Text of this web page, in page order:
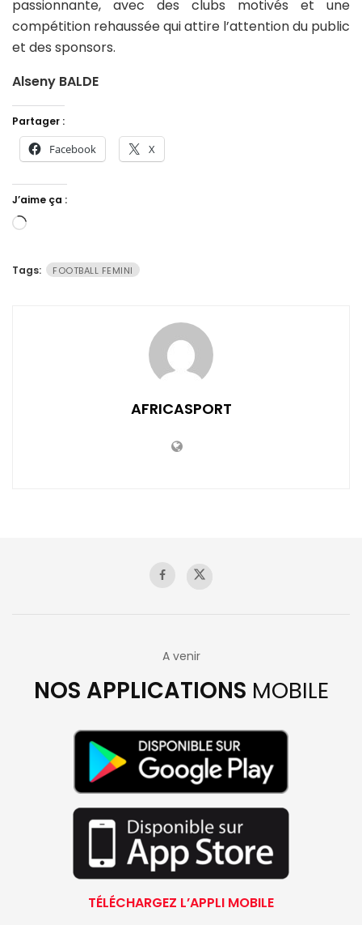
passionnante, avec des clubs motivés et une
compétition rehaussée qui attire l’attention du public
et des sponsors.
Alseny BALDE
Partager :
Facebook X
J’aime ça :
Chargement…
Tags: FOOTBALL FEMINI
AFRICASPORT
A venir
NOS APPLICATIONS MOBILE
TÉLÉCHARGEZ L’APPLI MOBILE